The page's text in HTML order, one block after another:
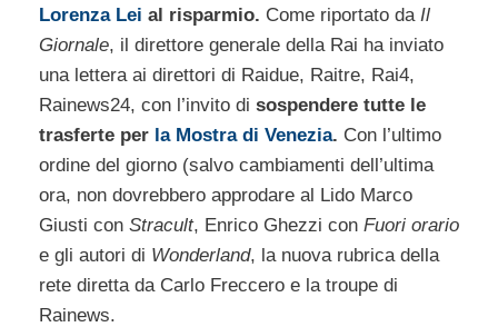
Lorenza Lei al risparmio. Come riportato da Il
Giornale, il direttore generale della Rai ha inviato
una lettera ai direttori di Raidue, Raitre, Rai4,
Rainews24, con l’invito di sospendere tutte le
trasferte per la Mostra di Venezia. Con l’ultimo
ordine del giorno (salvo cambiamenti dell’ultima
ora, non dovrebbero approdare al Lido Marco
Giusti con Stracult, Enrico Ghezzi con Fuori orario
e gli autori di Wonderland, la nuova rubrica della
rete diretta da Carlo Freccero e la troupe di
Rainews.